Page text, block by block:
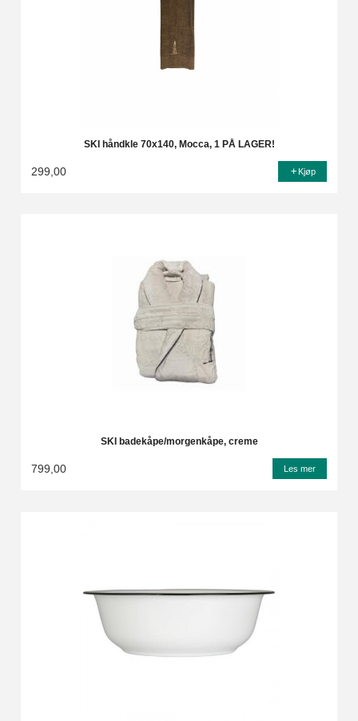
SKI håndkle 70x140, Mocca, 1 PÅ LAGER!
299,00 Kjøp
SKI badekåpe/morgenkåpe, creme
799,00 Les mer